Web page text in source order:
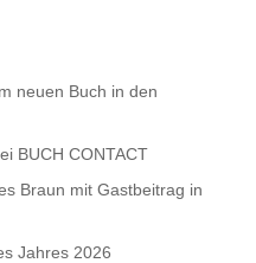
neuen Buch in den
BUCH CONTACT
Braun mit Gastbeitrag in
Jahres 2026